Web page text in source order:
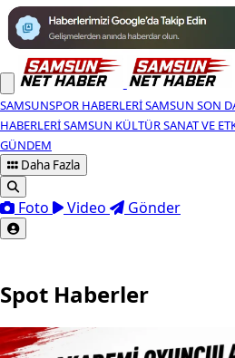
SAMSUNSPOR HABERLERISAMSUN SON
HABERLERISAMSUN KÜLTÜR SANAT VE
GÜNDEM
Daha Fazla
Foto Video Gönder
Spot Haberler